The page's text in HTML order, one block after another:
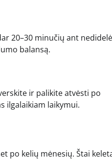
20–30 minučių ant
balansą.
ir palikite atvėsti po
ilgalaikiam laikymui.
po kelių mėnesių. Štai